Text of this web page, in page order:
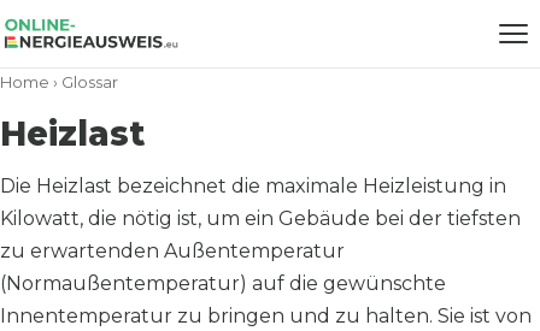
Home › Glossar
Heizlast
Die Heizlast bezeichnet die maximale Heizleistung in
Kilowatt, die nötig ist, um ein Gebäude bei der tiefsten
zu erwartenden Außentemperatur
(Normaußentemperatur) auf die gewünschte
Innentemperatur zu bringen und zu halten. Sie ist von